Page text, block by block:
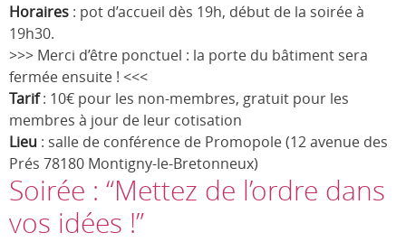
Horaires : pot d’accueil dès 19h, début de la soirée à
19h30.
>>> Merci d’être ponctuel : la porte du bâtiment sera
fermée ensuite ! <<<
Tarif: 10€ pour les non-membres, gratuit pour les
membres à jour de leur cotisation
Lieu : salle de conférence de Promopole (12 avenue des
Prés 78180 Montigny-le-Bretonneux)
Soirée : “Mettez de l’ordre dans
vos idées !”